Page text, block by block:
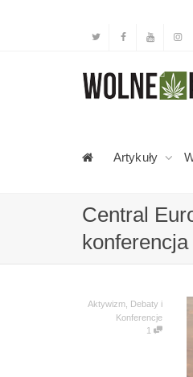
Artykuły
Central
Aktywizm Debaty i
Konferencje
1